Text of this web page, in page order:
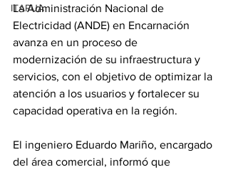
ITAPUA
La Administración Nacional de
Electricidad (ANDE) en Encarnación
avanza en un proceso de
modernización de su infraestructura y
servicios, con el objetivo de optimizar la
atención a los usuarios y fortalecer su
capacidad operativa en la región.
El ingeniero Eduardo Mariño, encargado
del área comercial, informó que